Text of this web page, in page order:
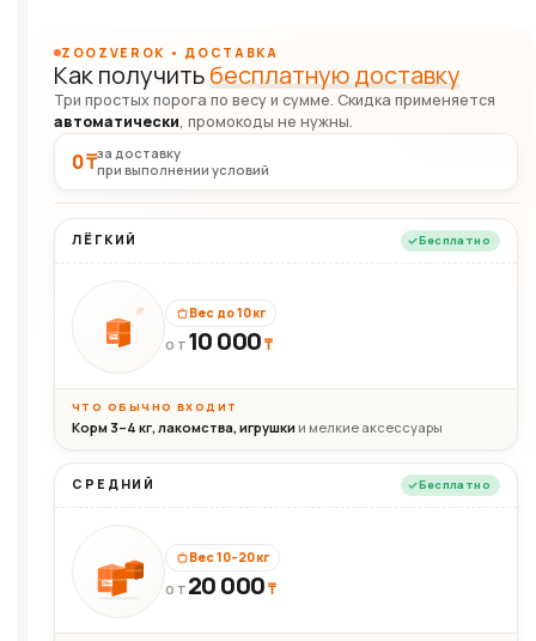
ZOOZVEROK • ДОСТАВКА
Как получитьбесплатную доставку
Три простых порога по весу и сумме. Скидка применяется
автоматически, промокоды не нужны.
0 ₸за доставку
при выполнении условий
ЛЁГКИЙ Бесплатно
10кг
Вес до 10 кг
ОТ 10 000₸
ЧТО ОБЫЧНО ВХОДИТ
Корм 3–4 кг, лакомства, игрушки и мелкие аксессуары
СРЕДНИЙ Бесплатно
20кг
Вес 10–20 кг
ОТ 20 000₸